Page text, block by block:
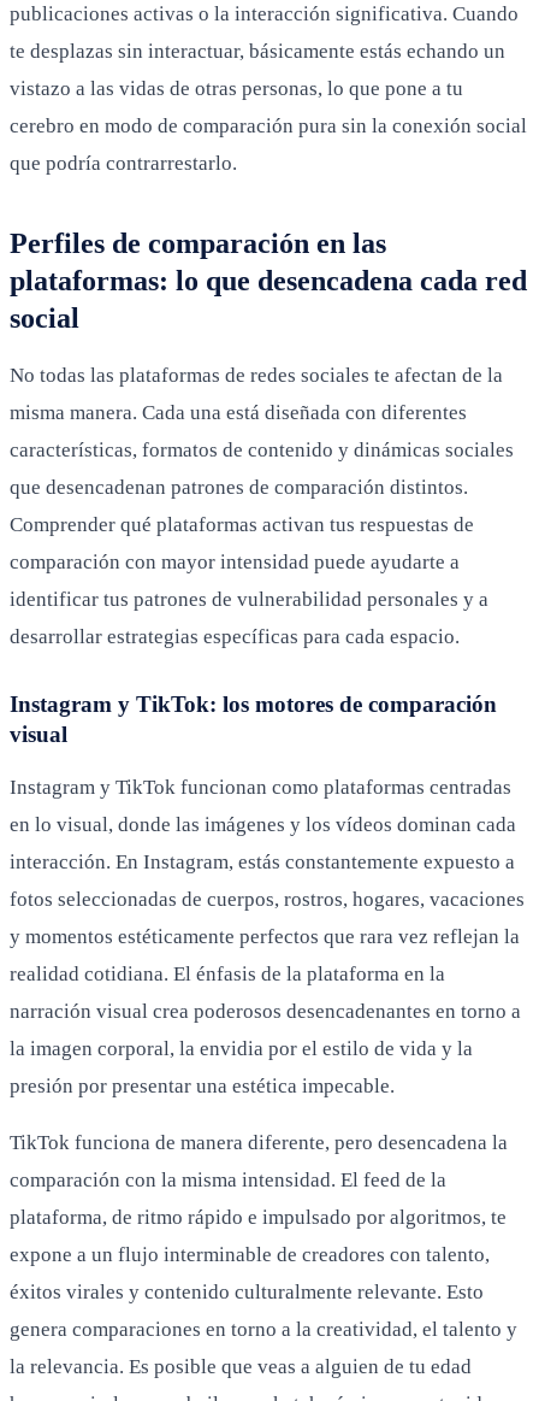
publicaciones activas o la interacción significativa. Cuando
te desplazas sin interactuar, básicamente estás echando un
vistazo a las vidas de otras personas, lo que pone a tu
cerebro en modo de comparación pura sin la conexión social
que podría contrarrestarlo.
Perfiles de comparación en las
plataformas: lo que desencadena cada red
social
No todas las plataformas de redes sociales te afectan de la
misma manera. Cada una está diseñada con diferentes
características, formatos de contenido y dinámicas sociales
que desencadenan patrones de comparación distintos.
Comprender qué plataformas activan tus respuestas de
comparación con mayor intensidad puede ayudarte a
identificar tus patrones de vulnerabilidad personales y a
desarrollar estrategias específicas para cada espacio.
Instagram y TikTok: los motores de comparación
visual
Instagram y TikTok funcionan como plataformas centradas
en lo visual, donde las imágenes y los vídeos dominan cada
interacción. En Instagram, estás constantemente expuesto a
fotos seleccionadas de cuerpos, rostros, hogares, vacaciones
y momentos estéticamente perfectos que rara vez reflejan la
realidad cotidiana. El énfasis de la plataforma en la
narración visual crea poderosos desencadenantes en torno a
la imagen corporal, la envidia por el estilo de vida y la
presión por presentar una estética impecable.
TikTok funciona de manera diferente, pero desencadena la
comparación con la misma intensidad. El feed de la
plataforma, de ritmo rápido e impulsado por algoritmos, te
expone a un flujo interminable de creadores con talento,
éxitos virales y contenido culturalmente relevante. Esto
genera comparaciones en torno a la creatividad, el talento y
la relevancia. Es posible que veas a alguien de tu edad